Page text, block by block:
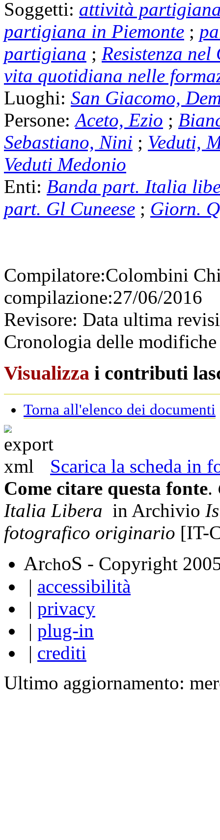
Soggetti: attività
partigiana in Piemonte ;
partigiana ; Resistenza nel
vita quotidiana nelle
Luoghi: San Giacomo,
Persone: Aceto, Ezio ;
Sebastiano, Nini ; Veduti,
Veduti Medonio
Enti: Banda part. Italia
part. Gl Cuneese ; Giorn.
Compilatore:Colombini
compilazione:27/06/2016
Revisore: Data ultima
Cronologia delle
Visualizza i contributi
Torna all'elenco dei documenti
Scarica la scheda in
Come citare questa fonte.
Italia Libera in Archivio
fotografico originario [IT-
ArchoS - Copyright
| accessibilità
| privacy
| plug-in
| crediti
Ultimo aggiornamento: